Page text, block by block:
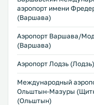
аэропорт имени
(Варшава)
Аэропорт Варшава/
(Варшава)
Аэропорт Лодзь (Лодзь)
Международный
Ольштын-Мазуры
(Ольштын)